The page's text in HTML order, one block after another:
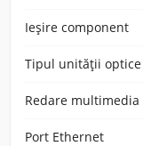
Ieşire component
Tipul unității optice
Redare multimedia
Port Ethernet